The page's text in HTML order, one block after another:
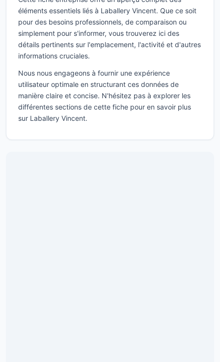
éléments essentiels liés à Laballery Vincent. Que ce soit
pour des besoins professionnels, de comparaison ou
simplement pour s'informer, vous trouverez ici des
détails pertinents sur l'emplacement, l'activité et d'autres
informations cruciales.
Nous nous engageons à fournir une expérience
utilisateur optimale en structurant ces données de
manière claire et concise. N'hésitez pas à explorer les
différentes sections de cette fiche pour en savoir plus
sur Laballery Vincent.